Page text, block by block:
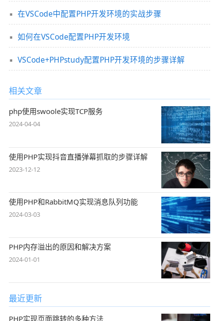
在VSCode中配置PHP开发环境的实战步骤
如何在VSCode配置PHP开发环境
VSCode+PHPstudy配置PHP开发环境的步骤详解
相关文章
php使用swoole实现TCP服务
2024-04-04
使用PHP实现抖音直播弹幕抓取的步骤详解
2023-12-12
使用PHP和RabbitMQ实现消息队列功能
2024-03-03
PHP内存溢出的原因和解决方案
2024-01-01
最近更新
PHP实现页面跳转的多种方法